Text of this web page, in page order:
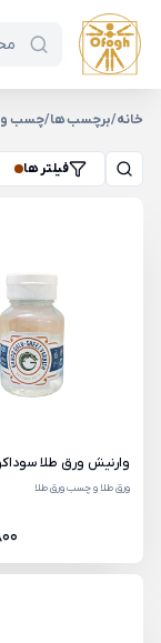
خانه/برچسب ها/چسب
فیلتر ها
وارنیش ورق طلا سوداکو(125
ورق طلا و چسب ورق طلا